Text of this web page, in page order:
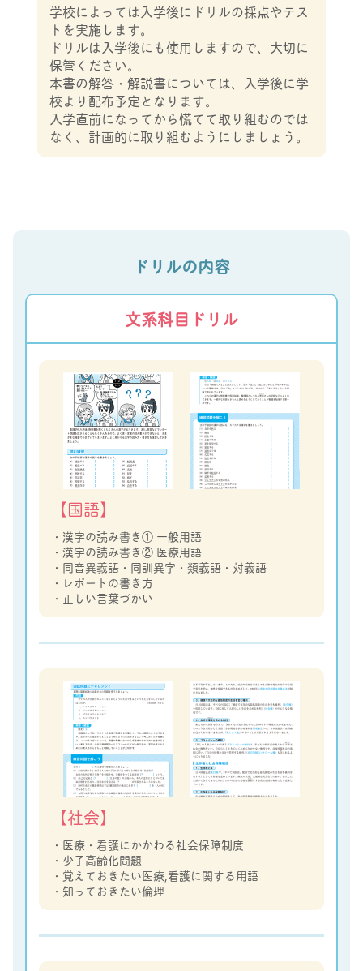
学校によっては入学後にドリルの採点やテス
トを実施します。
ドリルは入学後にも使用しますので、大切に
保管ください。
本書の解答・解説書については、入学後に学
校より配布予定となります。
入学直前になってから慌てて取り組むのでは
なく、計画的に取り組むようにしましょう。
ドリルの内容
文系科目ドリル
【国語】
・漢字の読み書き① 一般用語
・漢字の読み書き② 医療用語
・同音異義語・同訓異字・類義語・対義語
・レポートの書き方
・正しい言葉づかい
【社会】
・医療・看護にかかわる社会保障制度
・少子高齢化問題
・覚えておきたい医療,看護に関する用語
・知っておきたい倫理